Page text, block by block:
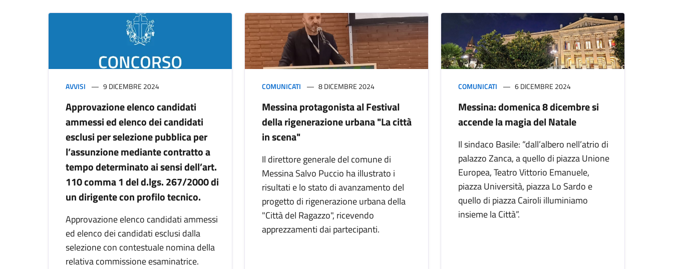
AVVISI 9 DICEMBRE 2024
Approvazione elenco candidati
ammessi ed elenco dei candidati
esclusi per selezione pubblica per
l’assunzione mediante contratto a
tempo determinato ai sensi dell’art.
110 comma 1 del d.lgs. 267/2000 di
un dirigente con profilo tecnico.
Approvazione elenco candidati ammessi
ed elenco dei candidati esclusi dalla
selezione con contestuale nomina della
relativa commissione esaminatrice.
COMUNICATI 8 DICEMBRE 2024
Messina protagonista al Festival
della rigenerazione urbana "La città
in scena"
Il direttore generale del comune di
Messina Salvo Puccio ha illustrato i
risultati e lo stato di avanzamento del
progetto di rigenerazione urbana della
"Città del Ragazzo", ricevendo
apprezzamenti dai partecipanti.
COMUNICATI 6 DICEMBRE 2024
Messina: domenica 8 dicembre si
accende la magia del Natale
Il sindaco Basile: “dall’albero nell’atrio di
palazzo Zanca, a quello di piazza Unione
Europea, Teatro Vittorio Emanuele,
piazza Università, piazza Lo Sardo e
quello di piazza Cairoli illuminiamo
insieme la Città”.